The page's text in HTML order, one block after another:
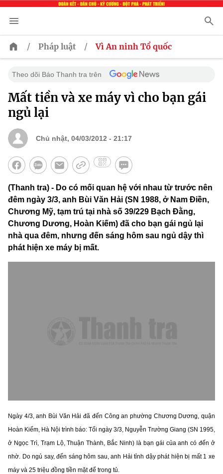
/ Pháp luật / Vì An ninh Tổ quốc
Theo dõi Báo Thanh tra trên
Mất tiền và xe máy vì cho bạn gái
ngủ lại
Chủ nhật, 04/03/2012 - 21:17
(Thanh tra) - Do có mối quan hệ với nhau từ trước nên
đêm ngày 3/3, anh Bùi Văn Hải (SN 1988, ở Nam Điền,
Chương Mỹ, tạm trú tại nhà số 39/229 Bạch Đằng,
Chương Dương, Hoàn Kiếm) đã cho bạn gái ngủ lại
nhà qua đêm, nhưng đến sáng hôm sau ngủ dậy thì
phát hiện xe máy bị mất.
Ngày 4/3, anh Bùi Văn Hải đã đến Công an phường Chương Dương, quận
Hoàn Kiếm, Hà Nội trình báo: Tối ngày 3/3, Nguyễn Trường Giang (SN 1995,
ở Ngọc Trì, Trạm Lộ, Thuận Thành, Bắc Ninh) là bạn gái của anh có đến ở
nhờ. Do ngủ say, đến sáng hôm sau, anh Hải tỉnh dậy phát hiện bị mất 1 xe
máy và 25 triệu đồng tiền mặt để trong tủ.